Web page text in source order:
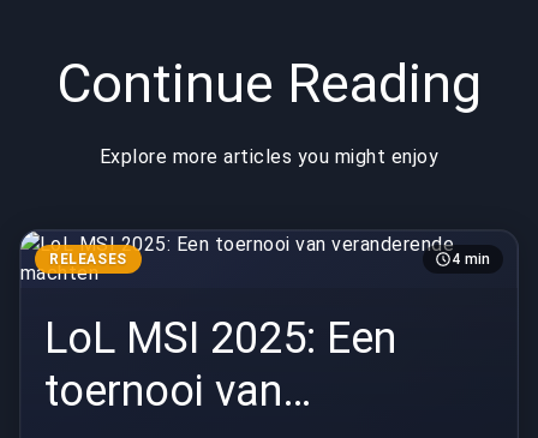
Continue Reading
Explore more articles you might enjoy
RELEASES 4 min
LoL MSI 2025: Een
toernooi van